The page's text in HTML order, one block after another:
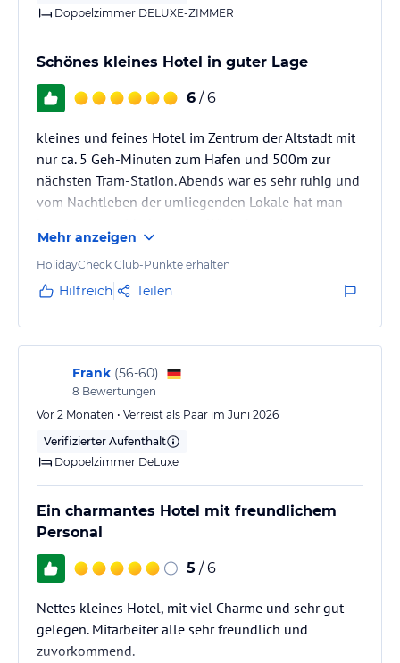
Doppelzimmer DELUXE-ZIMMER
Schönes kleines Hotel in guter Lage
6 / 6
kleines und feines Hotel im Zentrum der Altstadt mit
nur ca. 5 Geh-Minuten zum Hafen und 500m zur
nächsten Tram-Station. Abends war es sehr ruhig und
vom Nachtleben der umliegenden Lokale hat man
Doppelzimmer Deluxe (20 Quadratmeter) gebucht,
das für unsere Zwecke ausreichend war. Das
Frühstücks-Buffet war sehr abwechslungsreich und
wurden zusätzlich immer Rühr,-oder Spiegelei sowie
Omlett, Bratkartoffeln warmes Gemüse etc.…
Mehr anzeigen
HolidayCheck Club-Punkte erhalten
Hilfreich Teilen
Frank (56-60)
8 Bewertungen
Vor 2 Monaten • Verreist als Paar im Juni 2026
Verifizierter Aufenthalt
Doppelzimmer DeLuxe
Ein charmantes Hotel mit freundlichem
Personal
5 / 6
Nettes kleines Hotel, mit viel Charme und sehr gut
gelegen. Mitarbeiter alle sehr freundlich und
zuvorkommend.